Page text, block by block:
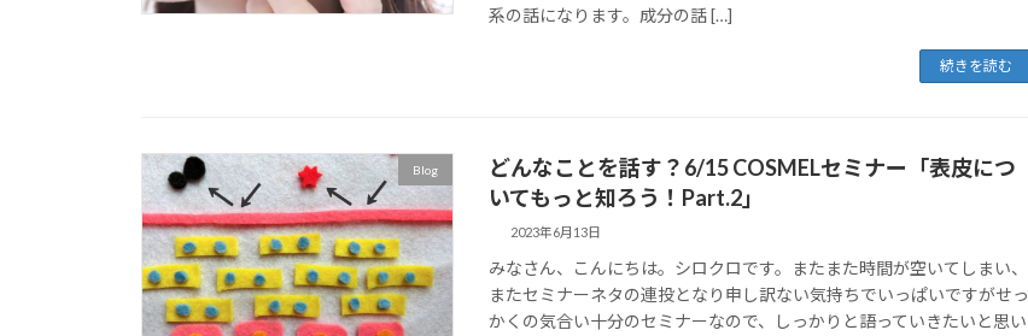
系の話になります。成分の話 […]
続きを読む
Blog
どんなことを話す？6/15 COSMELセミナー「表皮につ
いてもっと知ろう！Part.2」
2023年6月13日
みなさん、こんにちは。シロクロです。またまた時間が空いてしまい、
またセミナーネタの連投となり申し訳ない気持ちでいっぱいですがせっ
かくの気合い十分のセミナーなので、しっかりと語っていきたいと思い